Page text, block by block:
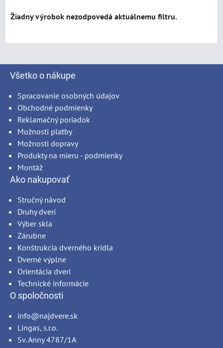
Mriežka
Všetko o nákupe
Spracovanie osobných údajov
Obchodné podmienky
Reklamačný poriadok
Možnosti platby
Možnosti dopravy
Produkty na mieru - podmienky
Montáž
Ako nakupovať
Stručný návod
Druhy dverí
Výber skla
Zárubne
Konštrukcia dverného krídla
Dverné výplne
Orientácia dverí
Technické informácie
O spoločnosti
info@najdvere.sk
Lingas, s.r.o.
Sv. Anny 4787/1A